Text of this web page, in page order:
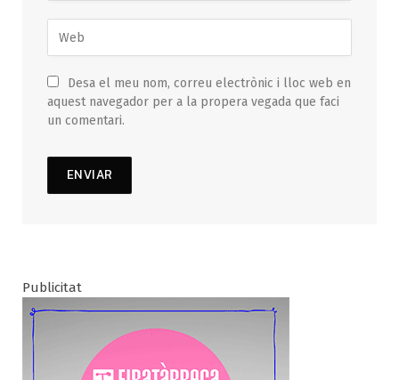
Desa el meu nom, correu electrònic i lloc web en
aquest navegador per a la propera vegada que faci
un comentari.
Publicitat